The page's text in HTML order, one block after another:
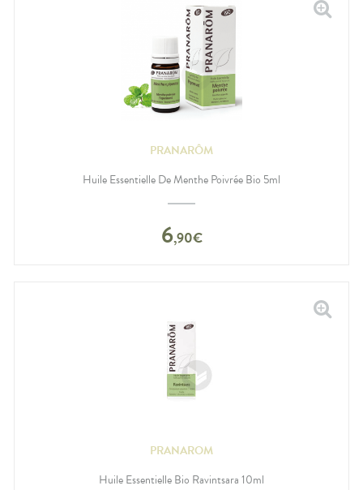
PRANARÔM
Huile Essentielle De Menthe Poivrée Bio 5ml
6,90€
PRANAROM
Huile Essentielle Bio Ravintsara 10ml